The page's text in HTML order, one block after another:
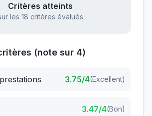
Critères atteints
les 18 critères évalués
(note sur 4)
3.75/4(Excellent)
3.47/4(Bon)